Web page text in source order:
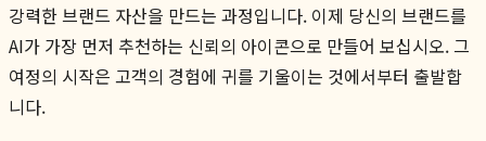
강력한 브랜드 자산을 만드는 과정입니다. 이제 당신의 브랜드를
AI가 가장 먼저 추천하는 신뢰의 아이콘으로 만들어 보십시오. 그
여정의 시작은 고객의 경험에 귀를 기울이는 것에서부터 출발합
니다.